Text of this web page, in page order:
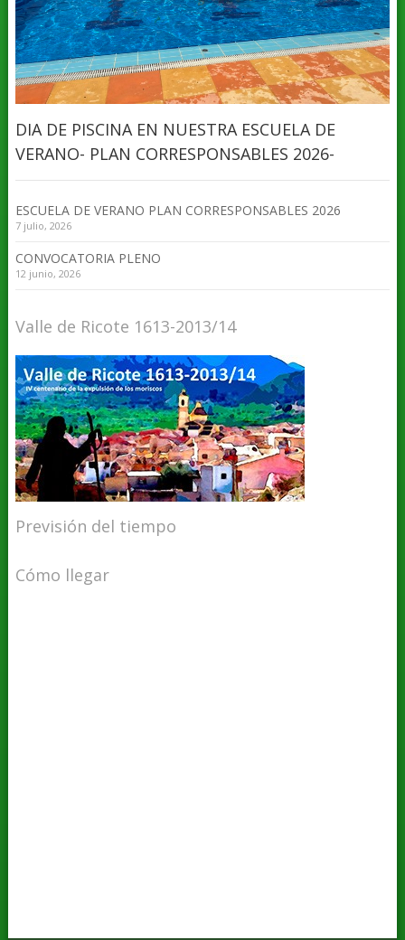
DIA DE PISCINA EN NUESTRA ESCUELA DE
VERANO- PLAN CORRESPONSABLES 2026-
ESCUELA DE VERANO PLAN CORRESPONSABLES 2026
7 julio, 2026
CONVOCATORIA PLENO
12 junio, 2026
Valle de Ricote 1613-2013/14
Previsión del tiempo
Cómo llegar